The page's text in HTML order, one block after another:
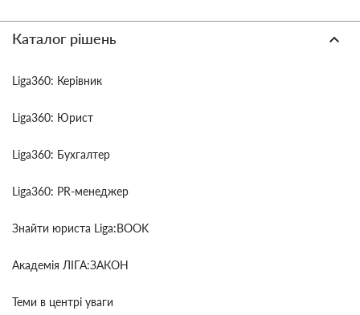
Каталог рішень
Liga360: Керівник
Liga360: Юрист
Liga360: Бухгалтер
Liga360: PR-менеджер
Знайти юриста Liga:BOOK
Академія ЛІГА:ЗАКОН
Теми в центрі уваги